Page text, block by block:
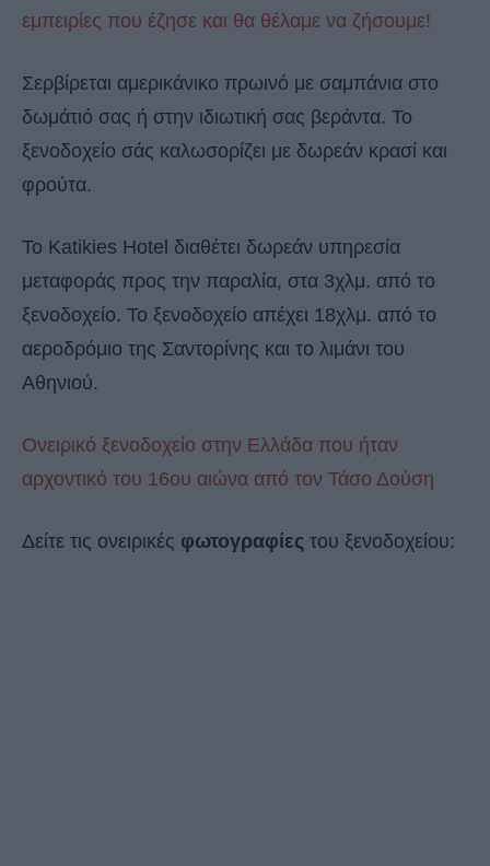
εμπειρίες που έζησε και θα θέλαμε να ζήσουμε!
Σερβίρεται αμερικάνικο πρωινό με σαμπάνια στο
δωμάτιό σας ή στην ιδιωτική σας βεράντα. Το
ξενοδοχείο σάς καλωσορίζει με δωρεάν κρασί και
φρούτα.
Το Katikies Hotel διαθέτει δωρεάν υπηρεσία
μεταφοράς προς την παραλία, στα 3χλμ. από το
ξενοδοχείο. Το ξενοδοχείο απέχει 18χλμ. από το
αεροδρόμιο της Σαντορίνης και το λιμάνι του
Αθηνιού.
Ονειρικό ξενοδοχείο στην Ελλάδα που ήταν
αρχοντικό του 16ου αιώνα από τον Τάσο Δούση
Δείτε τις ονειρικές φωτογραφίες του ξενοδοχείου: